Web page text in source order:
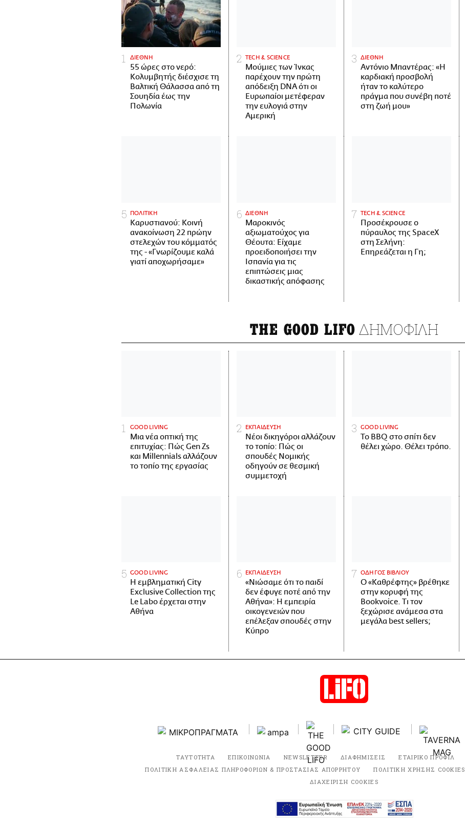
ΔΙΕΘΝΗ
55 ώρες στο νερό:
Κολυμβητής διέσχισε τη
Βαλτική Θάλασσα από τη
Σουηδία έως την
Πολωνία
ΤECH & SCIENCE
Μούμιες των Ίνκας
παρέχουν την πρώτη
απόδειξη DNA ότι οι
Ευρωπαίοι μετέφεραν
την ευλογιά στην
Αμερική
ΔΙΕΘΝΗ
Αντόνιο Μπαντέρας: «Η
καρδιακή προσβολή
ήταν το καλύτερο
πράγμα που συνέβη ποτέ
στη ζωή μου»
ΠΟΛΙΤΙΚΗ
Καρυστιανού: Κοινή
ανακοίνωση 22 πρώην
στελεχών του κόμματός
της - «Γνωρίζουμε καλά
γιατί αποχωρήσαμε»
ΔΙΕΘΝΗ
Μαροκινός
αξιωματούχος για
Θέουτα: Είχαμε
προειδοποιήσει την
Ισπανία για τις
επιπτώσεις μιας
δικαστικής απόφασης
ΤECH & SCIENCE
Προσέκρουσε ο
πύραυλος της SpaceX
στη Σελήνη:
Επηρεάζεται η Γη;
THE GOOD LIFO ΔΗΜΟΦΙΛΗ
GOOD LIVING
Μια νέα οπτική της
επιτυχίας: Πώς Gen Zs
και Millennials αλλάζουν
το τοπίο της εργασίας
ΕΚΠΑΙΔΕΥΣΗ
Νέοι δικηγόροι αλλάζουν
το τοπίο: Πώς οι
σπουδές Νομικής
οδηγούν σε θεσμική
συμμετοχή
GOOD LIVING
Το BBQ στο σπίτι δεν
θέλει χώρο. Θέλει τρόπο.
GOOD LIVING
Η εμβληματική City
Exclusive Collection της
Le Labo έρχεται στην
Αθήνα
ΕΚΠΑΙΔΕΥΣΗ
«Νιώσαμε ότι το παιδί
δεν έφυγε ποτέ από την
Αθήνα»: Η εμπειρία
οικογενειών που
επέλεξαν σπουδές στην
Κύπρο
ΟΔΗΓΟΣ ΒΙΒΛΙΟΥ
Ο «Καθρέφτης» βρέθηκε
στην κορυφή της
Bookvoice. Τι τον
ξεχώρισε ανάμεσα στα
μεγάλα best sellers;
ΤΑΥΤΟΤΗΤΑ ΕΠΙΚΟΙΝΩΝΙΑ NEWSLETTER ΔΙΑΦΗΜΙΣΕΙΣ ΕΤΑΙΡΙΚΟ ΠΡΟΦΙΛ
ΠΟΛΙΤΙΚΗ ΑΣΦΑΛΕΙΑΣ ΠΛΗΡΟΦΟΡΙΩΝ & ΠΡΟΣΤΑΣΙΑΣ ΑΠΟΡΡΗΤΟΥ
ΠΟΛΙΤΙΚΗ ΧΡΗΣΗΣ COOKIES
ΔΙΑΧΕΙΡΙΣΗ COOKIES